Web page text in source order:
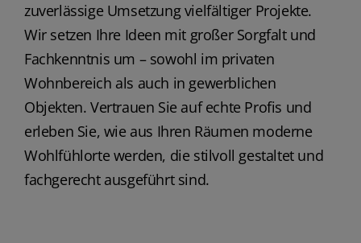
zuverlässige Umsetzung vielfältiger Projekte.
Wir setzen Ihre Ideen mit großer Sorgfalt und
Fachkenntnis um – sowohl im privaten
Wohnbereich als auch in gewerblichen
Objekten. Vertrauen Sie auf echte Profis und
erleben Sie, wie aus Ihren Räumen moderne
Wohlfühlorte werden, die stilvoll gestaltet und
fachgerecht ausgeführt sind.